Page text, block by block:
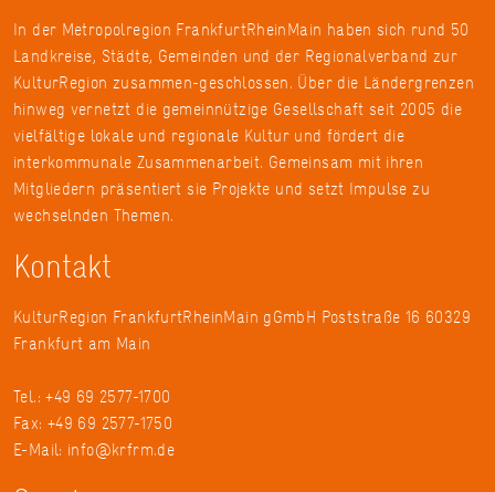
In der Metropolregion FrankfurtRheinMain haben sich rund 50
Landkreise, Städte, Gemeinden und der Regionalverband zur
KulturRegion zusammen-geschlossen. Über die Ländergrenzen
hinweg vernetzt die gemeinnützige Gesellschaft seit 2005 die
vielfältige lokale und regionale Kultur und fördert die
interkommunale Zusammenarbeit. Gemeinsam mit ihren
Mitgliedern präsentiert sie Projekte und setzt Impulse zu
wechselnden Themen.
Kontakt
KulturRegion FrankfurtRheinMain gGmbH Poststraße 16 60329
Frankfurt am Main
Tel.: +49 69 2577-1700
Fax: +49 69 2577-1750
E-Mail: info@krfrm.de